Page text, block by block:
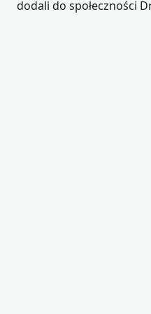
dodali do społeczności